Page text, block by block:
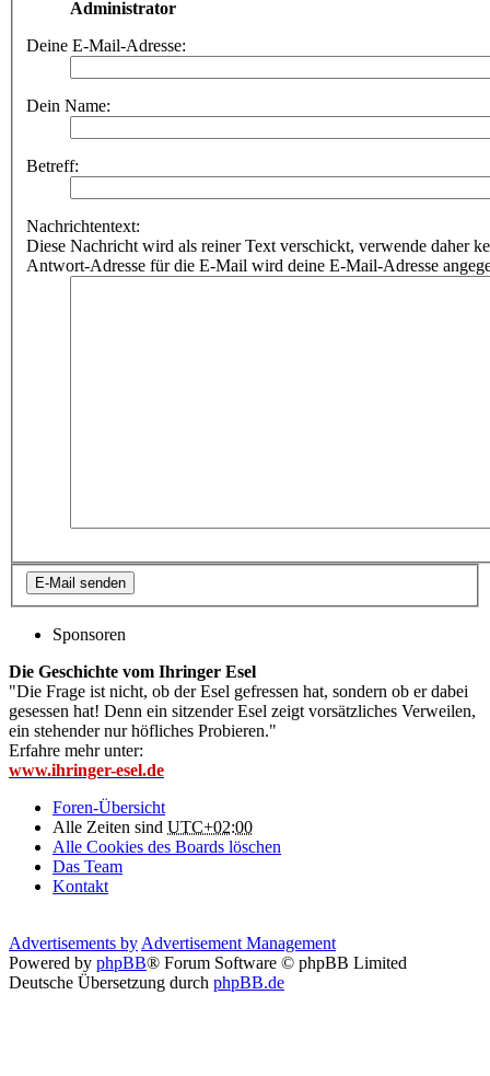
Administrator
Deine E-Mail-Adresse:
Dein Name:
Betreff:
Nachrichtentext:
Diese Nachricht wird als reiner Text verschickt, verwende daher
Antwort-Adresse für die E-Mail wird deine E-Mail-Adresse
Sponsoren
Die Geschichte vom Ihringer Esel
"Die Frage ist nicht, ob der Esel gefressen hat, sondern ob er dabei
gesessen hat! Denn ein sitzender Esel zeigt vorsätzliches Verweilen,
ein stehender nur höfliches Probieren."
Erfahre mehr unter:
www.ihringer-esel.de
Foren-Übersicht
Alle Zeiten sind UTC+02:00
Alle Cookies des Boards löschen
Das Team
Kontakt
Advertisements byAdvertisement Management
Powered by phpBB® Forum Software © phpBB Limited
Deutsche Übersetzung durch phpBB.de